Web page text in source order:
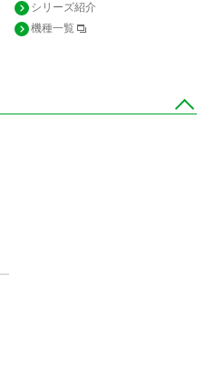
シリーズ紹介
機種一覧